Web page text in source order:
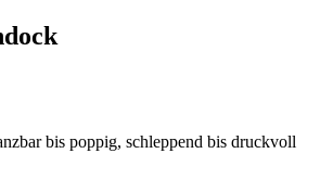
bis poppig, schleppend bis druckvoll